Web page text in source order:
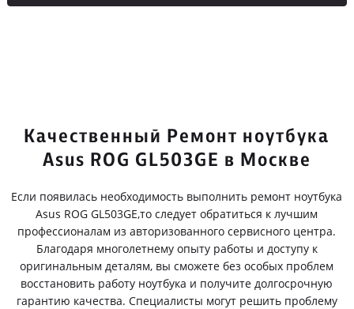
Качественный Ремонт ноутбука
Asus ROG GL503GE в Москве
Если появилась необходимость выполнить ремонт ноутбука
Asus ROG GL503GE,то следует обратиться к лучшим
профессионалам из авторизованного сервисного центра.
Благодаря многолетнему опыту работы и доступу к
оригинальным деталям, вы сможете без особых проблем
восстановить работу ноутбука и получите долгосрочную
гарантию качества. Специалисты могут решить проблему